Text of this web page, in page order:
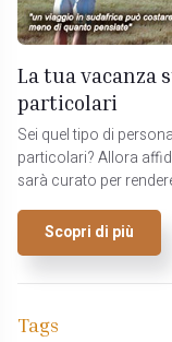
La tua
particolari
Sei quel tipo di
particolari? Allora
sarà curato per
Scopri di più
Tags